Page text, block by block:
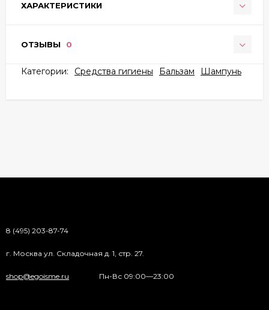
ХАРАКТЕРИСТИКИ
ОТЗЫВЫ 0
Категории: Средства гигиены Бальзам Шампунь
8 (495) 203-87-74
г. Москва ул. Складочная д. 1, стр. 27.
shop@egoisme.ru Пн-Вс 09:00—23:00